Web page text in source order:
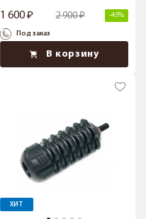
1 600 2 900 -45%
Под заказ
В корзину
ХИТ